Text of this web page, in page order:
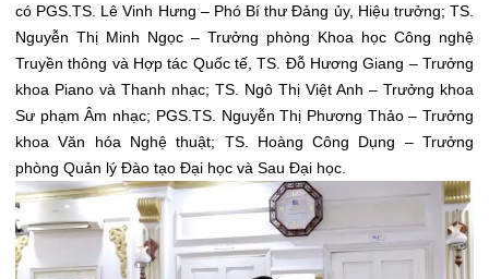
có PGS.TS. Lê Vinh Hưng – Phó Bí thư Đảng ủy, Hiệu trưởng; TS.
Nguyễn Thị Minh Ngọc – Trưởng phòng Khoa học Công nghệ
Truyền thông và Hợp tác Quốc tế, TS. Đỗ Hương Giang – Trưởng
khoa Piano và Thanh nhạc; TS. Ngô Thị Việt Anh – Trưởng khoa
Sư phạm Âm nhạc; PGS.TS. Nguyễn Thị Phương Thảo – Trưởng
khoa Văn hóa Nghệ thuật; TS. Hoàng Công Dụng – Trưởng
phòng Quản lý Đào tạo Đại học và Sau Đại học.